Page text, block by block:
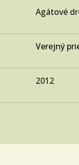
Agátové
Verejný
2012